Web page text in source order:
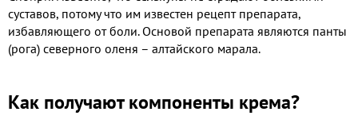
суставов, потому что им известен рецепт препарата,
избавляющего от боли. Основой препарата являются панты
(рога) северного оленя – алтайского марала.
Как получают компоненты крема?